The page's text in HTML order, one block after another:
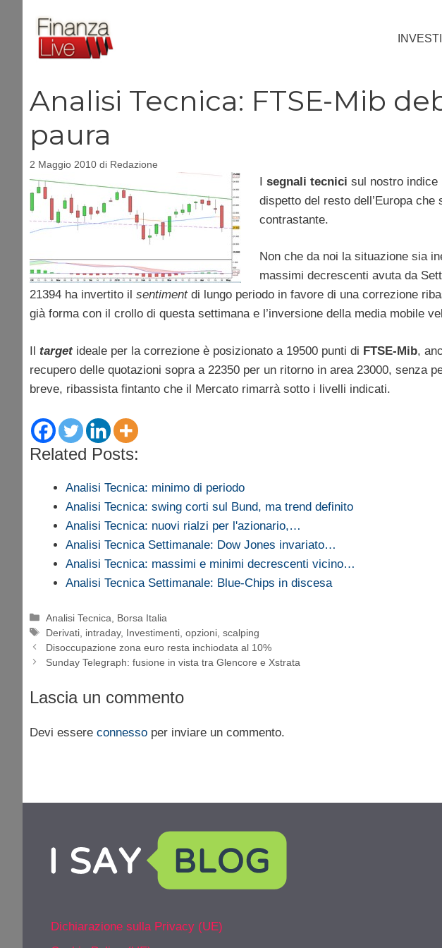
contenuto
Analisi Tecnica: FTSE-Mib
paura
2 Maggio 2010 di Redazione
I segnali tecnici sul nostro indice
dispetto del resto dell’Europa
contrastante.
Non che da noi la situazione sia
massimi decrescenti avuta da
21394 ha invertito il sentiment di lungo periodo in favore di una correzione
già forma con il crollo di questa settimana e l’inversione della media mobile
Il target ideale per la correzione è posizionato a 19500 punti di FTSE-Mib,
recupero delle quotazioni sopra a 22350 per un ritorno in area 23000, senza
breve, ribassista fintanto che il Mercato rimarrà sotto i livelli indicati.
Related Posts:
Analisi Tecnica: minimo di periodo
Analisi Tecnica: swing corti sul Bund, ma trend definito
Analisi Tecnica: nuovi rialzi per l'azionario,…
Analisi Tecnica Settimanale: Dow Jones invariato…
Analisi Tecnica: massimi e minimi decrescenti vicino…
Analisi Tecnica Settimanale: Blue-Chips in discesa
Categorie
Analisi Tecnica
Borsa Italia
Tag
Derivati intraday, Investimenti ,opzioni ,scalping
Disoccupazione zona euro resta inchiodata al 10%
Sunday Telegraph: fusione in vista tra Glencore e Xstrata
Lascia un commento
Devi essere connesso per inviare un commento.
Dichiarazione sulla Privacy (UE)